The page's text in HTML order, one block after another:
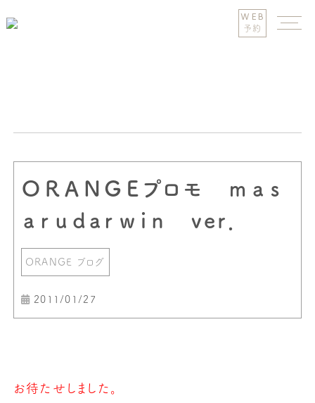
WEB
予約
ＯＲＡＮＧＥプロモ ｍａｓ
ａｒｕｄaｒｗｉｎ ver．
ORANGE ブログ
2011/01/27
お待たせしました。